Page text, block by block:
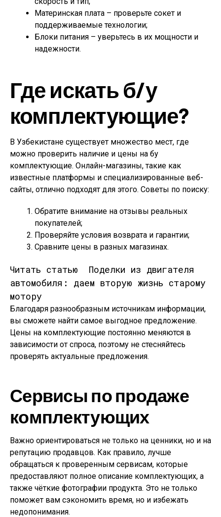
Материнская плата – проверьте сокет и
поддерживаемые технологии;
Блоки питания – уверьтесь в их мощности и
надежности.
Где искать б/у
комплектующие?
В Узбекистане существует множество мест, где
можно проверить наличие и цены на бу
комплектующие. Онлайн-магазины, такие как
известные платформы и специализированные веб-
сайты, отлично подходят для этого. Советы по поиску:
Обратите внимание на отзывы реальных
покупателей;
Проверяйте условия возврата и гарантии;
Сравните цены в разных магазинах.
Читать статью
Поделки из двигателя
автомобиля: даем вторую жизнь старому
мотору
Благодаря разнообразным источникам информации,
вы сможете найти самое выгодное предложение.
Цены на комплектующие постоянно меняются в
зависимости от спроса, поэтому не стесняйтесь
проверять актуальные предложения.
Сервисы по продаже
комплектующих
Важно ориентироваться не только на ценники, но и на
репутацию продавцов. Как правило, лучше
обращаться к проверенным сервисам, которые
предоставляют полное описание комплектующих, а
также чёткие фотографии продукта. Это не только
поможет вам сэкономить время, но и избежать
недопонимания.